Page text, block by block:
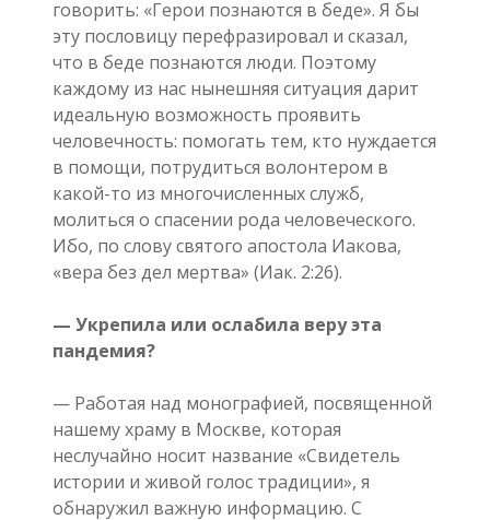
говорить: «Герои познаются в беде». Я бы
эту пословицу перефразировал и сказал,
что в беде познаются люди. Поэтому
каждому из нас нынешняя ситуация дарит
идеальную возможность проявить
человечность: помогать тем, кто нуждается
в помощи, потрудиться волонтером в
какой-то из многочисленных служб,
молиться о спасении рода человеческого.
Ибо, по слову святого апостола Иакова,
«вера без дел мертва» (Иак. 2:26).
— Укрепила или ослабила веру эта
пандемия?
— Работая над монографией, посвященной
нашему храму в Москве, которая
неслучайно носит название «Свидетель
истории и живой голос традиции», я
обнаружил важную информацию. С